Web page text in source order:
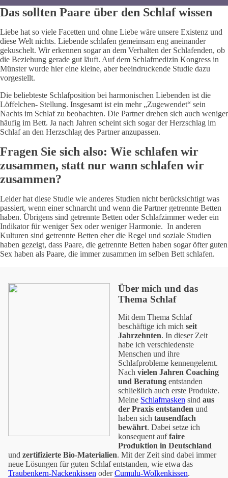
Das sollten Paare über den Schlaf wissen
Liebe hat so viele Facetten und ohne Liebe wäre unsere Existenz und
diese Welt nichts. Liebende schlafen gemeinsam eng aneinander
gekuschelt. Wir erkennen sogar an dem Verhalten der Schlafenden, ob
die Beziehung gerade gut läuft. Auf dem Schlafmedizin Kongress in
Münster wurde hier eine kleine, aber beeindruckende Studie dazu
vorgestellt.
Die beliebteste Schlafposition bei harmonischen Liebenden ist die
Löffelchen- Stellung. Insgesamt ist ein mehr „Zugewendet“ sein
Nachts im Schlaf zu beobachten. Die Partner drehen sich auch weniger
häufig im Bett. Ja nach Jahren scheint sich sogar der Herzschlag im
Schlaf an den Herzschlag des Partner anzupassen.
Fragen Sie sich also: Wie schlafen wir
zusammen, statt nur wann schlafen wir
zusammen?
Leider hat diese Studie wie anderes Studien nicht berücksichtigt was
passiert, wenn einer schnarcht und wenn die Partner getrennte Betten
haben. Übrigens sind getrennte Betten oder Schlafzimmer weder ein
Indikator für weniger Sex oder weniger Harmonie. In anderen
Kulturen sind getrennte Betten eher die Regel und soziale Studien
haben gezeigt, dass Paare, die getrennte Betten haben sogar öfter guten
Sex haben als Paare, die immer zusammen im selben Bett schlafen.
Über mich und das
Thema Schlaf
Mit dem Thema Schlaf
beschäftige ich mich seit
Jahrzehnten. In dieser Zeit
habe ich verschiedenste
Menschen und ihre
Schlafprobleme kennengelernt.
Nach vielen Jahren Coaching
und Beratung entstanden
schließlich auch erste Produkte.
Meine Schlafmasken sind aus
der Praxis entstanden und
haben sich tausendfach
bewährt. Dabei setze ich
konsequent auffaire
Produktion in Deutschland
und zertifizierte Bio-Materialien. Mit der Zeit sind dabei immer
neue Lösungen für guten Schlaf entstanden, wie etwa das
Traubenkern-Nackenkissen oderCumulu-Wolkenkissen.